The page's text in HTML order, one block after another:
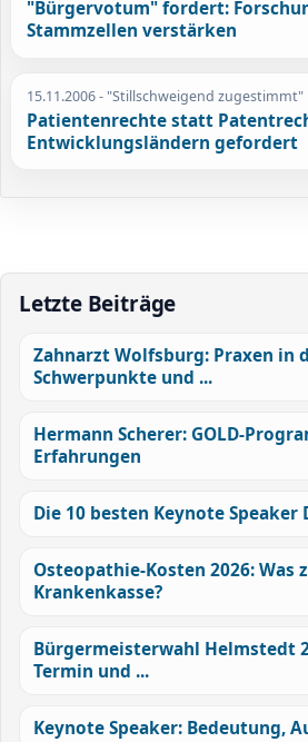
"Bürgervotum" fordert:
Stammzellen verstärken
15.11.2006- "Stillschweigend zugestimmt"
Patientenrechte statt
Entwicklungsländern gefordert
Letzte Beiträge
Zahnarzt Wolfsburg: Praxen in
Schwerpunkte und ...
Hermann Scherer: GOLD-
Erfahrungen
Die 10 besten Keynote Speaker
Osteopathie-Kosten 2026: Was
Krankenkasse?
Bürgermeisterwahl Helmstedt
Termin und ...
Keynote Speaker: Bedeutung,